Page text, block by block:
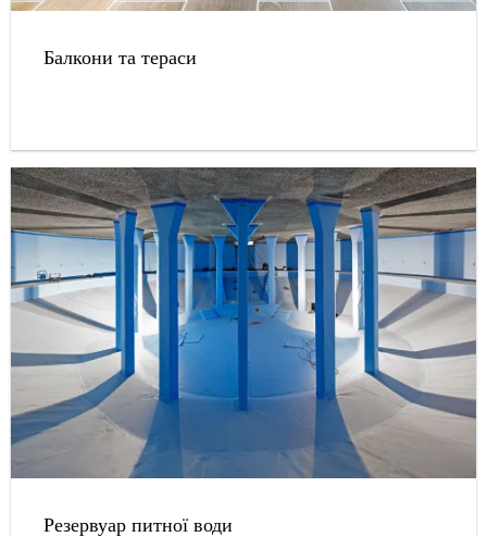
Балкони та тераси
Резервуар питної води